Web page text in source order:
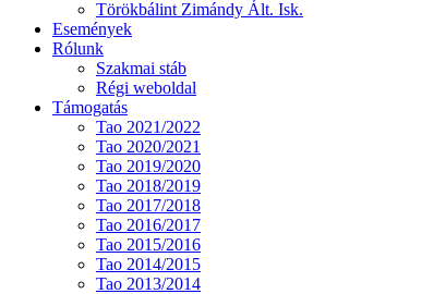
Törökbálint Zimándy Ált. Isk.
Események
Rólunk
Szakmai stáb
Régi weboldal
Támogatás
Tao 2021/2022
Tao 2020/2021
Tao 2019/2020
Tao 2018/2019
Tao 2017/2018
Tao 2016/2017
Tao 2015/2016
Tao 2014/2015
Tao 2013/2014